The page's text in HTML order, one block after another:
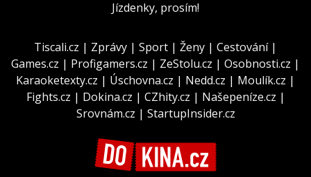
Jízdenky, prosím!
Tiscali.cz | Zprávy | Sport | Ženy | Cestování|
Games.cz | Profigamers.cz | ZeStolu.cz | Osobnosti.cz |
Karaoketexty.cz | Úschovna.cz | Nedd.cz | Moulík.cz |
Fights.cz | Dokina.cz | CZhity.cz | Našepeníze.cz |
Srovnám.cz | StartupInsider.cz